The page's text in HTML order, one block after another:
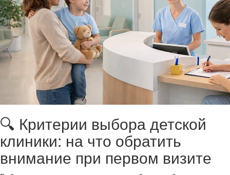
🔍 Критерии выбора детской
клиники: на что обратить
внимание при первом визите